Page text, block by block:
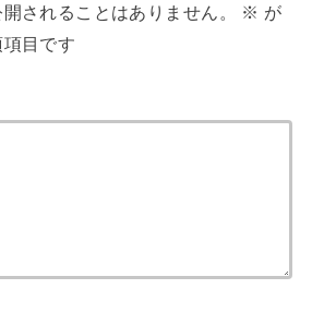
されることはありません。 ※ が
目です